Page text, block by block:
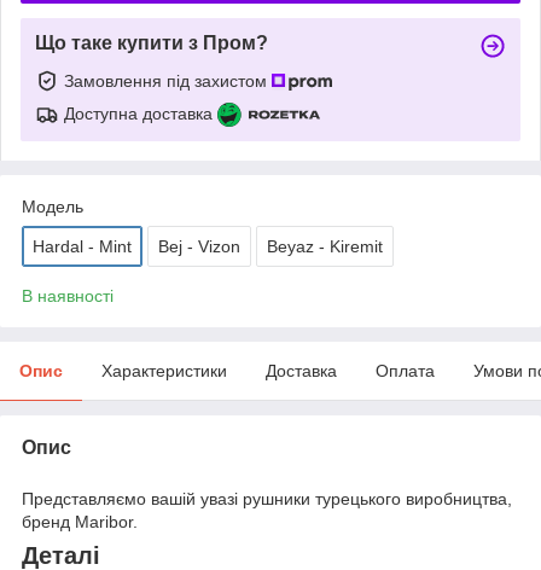
Що таке купити з Пром?
Замовлення під захистом
Доступна доставка
Модель
Hardal - Mint Bej - Vizon Beyaz - Kiremit
В наявності
Опис Характеристики Доставка Оплата Умови
Опис
Представляємо вашій увазі рушники турецького виробництва,
бренд Maribor.
Деталі